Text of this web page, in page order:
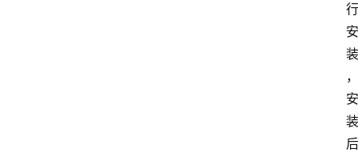
行
安
装
，
安
装
后